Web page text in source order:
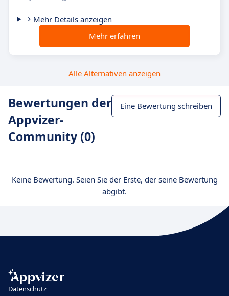
Mehr Details anzeigen
Mehr erfahren
Alle Alternativen anzeigen
Bewertungen der
Appvizer-
Community (0)
Eine Bewertung schreiben
Keine Bewertung. Seien Sie der Erste, der seine Bewertung
abgibt.
Datenschutz